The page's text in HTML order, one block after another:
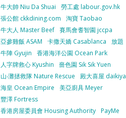
牛大帥 Niu Da Shuai
勞工處 labour.gov.hk
張公館 ckkdining.com
淘寶 Taobao
牛大人 Master Beef 賽馬會耆智園 jccpa
亞參雞飯 ASAM
卡撒天嬌 Casablanca
放題
牛陣 Gyujin
香港海洋公園 Ocean Park
人字牌救心 Kyushin
嗇色園 Sik Sik Yuen
山‧灘拯救隊 Nature Rescue
殿大喜屋 daikiya
海皇 Ocean Empire
美亞廚具 Meyer
豐澤 Fortress
香港房屋委員會 Housing Authority PayMe